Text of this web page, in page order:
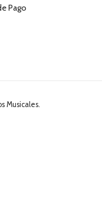
Pago
Musicales.